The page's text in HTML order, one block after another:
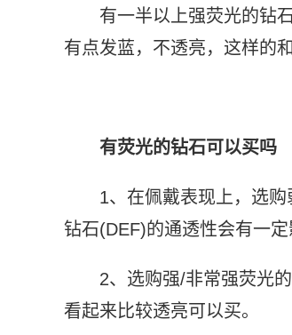
有一半以上强荧光的钻
有点发蓝，不透亮，这样的
有荧光的钻石可以买吗
1、在佩戴表现上，选
钻石(DEF)的通透性会有一
2、选购强/非常强荧光
看起来比较透亮可以买。